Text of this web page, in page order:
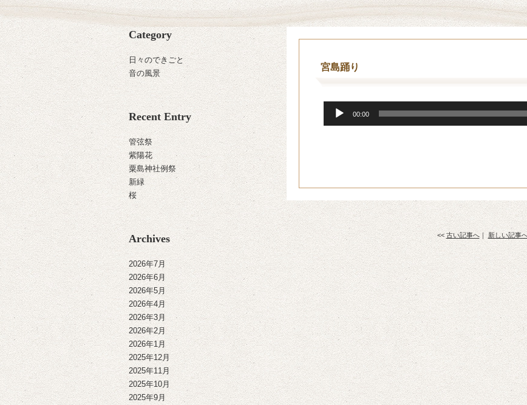
Category
日々のできごと
音の風景
Recent Entry
管弦祭
紫陽花
粟島神社例祭
新緑
桜
Archives
2026年7月
2026年6月
2026年5月
2026年4月
2026年3月
2026年2月
2026年1月
2025年12月
2025年11月
2025年10月
2025年9月
宮島踊り
00:00
<< 古い記事へ｜ 新しい記事